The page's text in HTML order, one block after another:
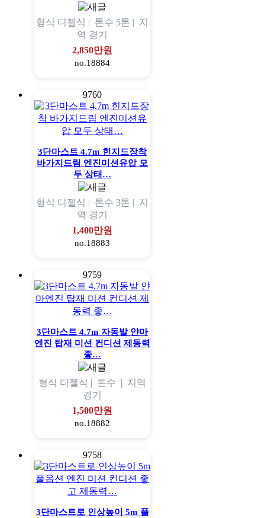
형식 디젤식 | 톤수 5톤 | 지
역 경기
2,850만원
no.18884
9760
3단마스트 4.7m 힌지드장착
바가지드림 엔진미션유압 모
두 상태…
형식 디젤식 | 톤수 3톤 | 지
역 경기
1,400만원
no.18883
9759
3단마스트 4.7m 자동발 얀마
엔진 탑재 미션 컨디션 제동력
좋…
형식 디젤식 | 톤수 | 지역
경기
1,500만원
no.18882
9758
3단마스트로 인상높이 5m 풀